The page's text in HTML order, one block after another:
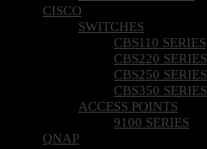
CISCO
SWITCHES
CBS110 SERIES
CBS220 SERIES
CBS250 SERIES
CBS350 SERIES
ACCESS POINTS
9100 SERIES
QNAP